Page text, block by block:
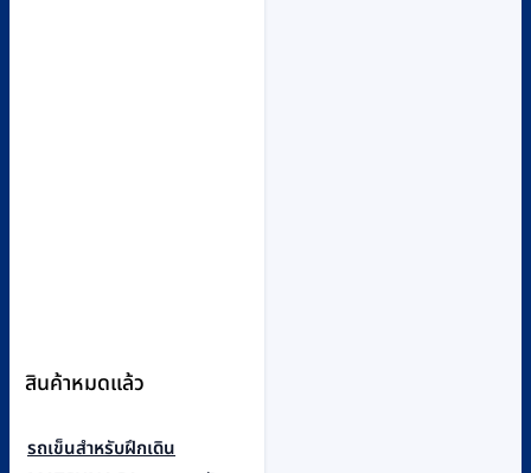
สินค้าหมดแล้ว
รถเข็นสำหรับฝึกเดิน